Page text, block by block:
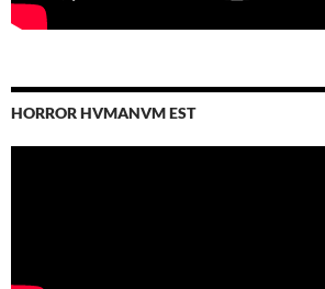
HORROR HVMANVM EST